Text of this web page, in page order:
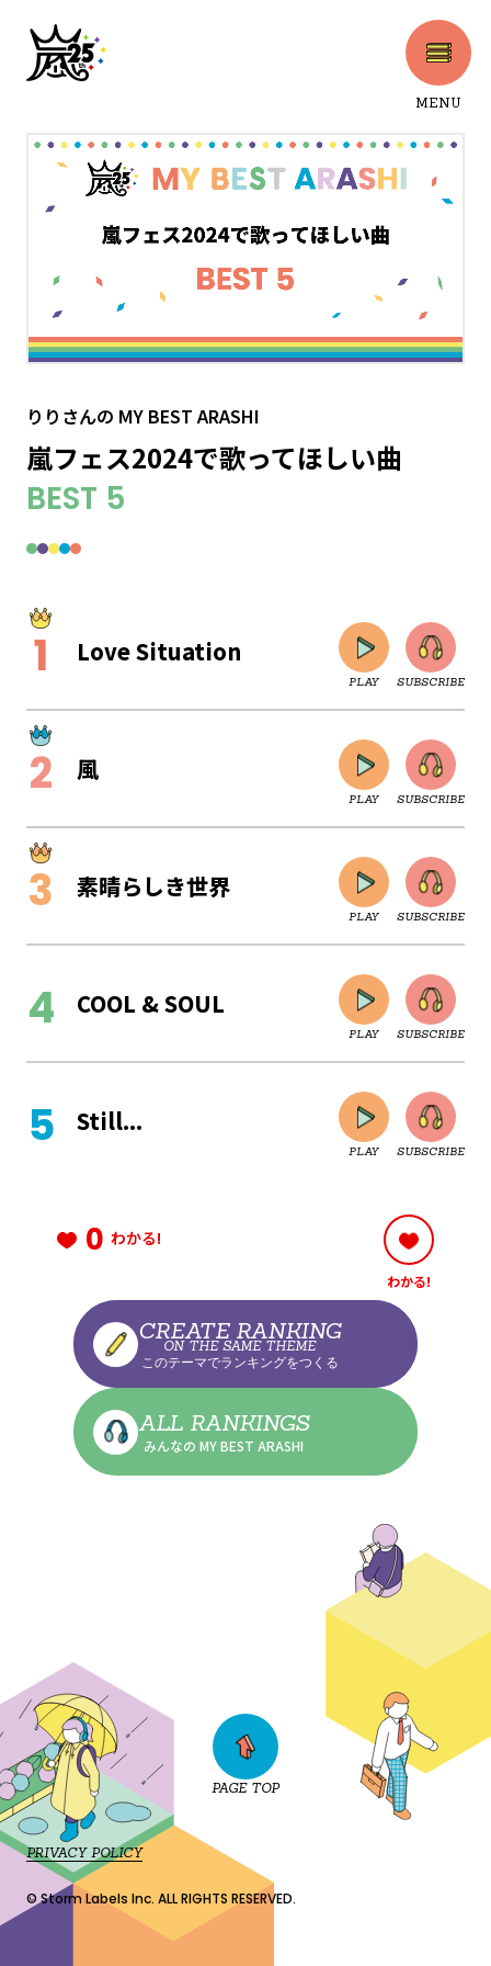
MENU
りりさんの MY BEST ARASHI
嵐フェス2024で歌ってほしい曲
BEST 5
Love Situation
PLAY SUBSCRIBE
風
PLAY SUBSCRIBE
素晴らしき世界
PLAY SUBSCRIBE
COOL & SOUL
PLAY SUBSCRIBE
CLOSE
Still...
PLAY SUBSCRIBE
CLOSE
0 わかる!
わかる!
CREATE RANKING
ON THE SAME THEME
このテーマでランキングをつくる
ALL RANKINGS
みんなの MY BEST ARASHI
PRIVACY POLICY
© Storm Labels Inc. ALL RIGHTS RESERVED.
PAGE TOP